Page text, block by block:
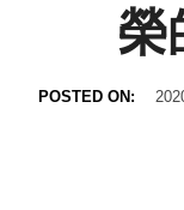
榮
POSTED ON: